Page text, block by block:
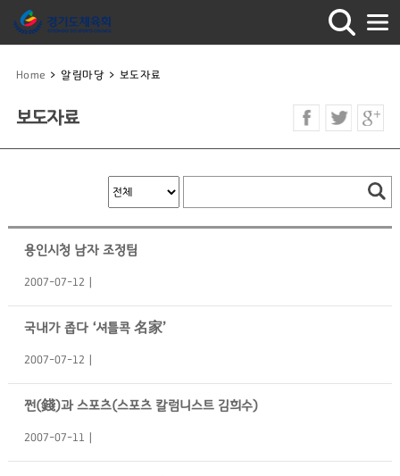
Home > 알림마당 > 보도자료
보도자료
용인시청 남자 조정팀
2007-07-12
국내가 좁다 ‘셔틀콕 名家’
2007-07-12
쩐(錢)과 스포츠(스포츠 칼럼니스트 김희수)
2007-07-11